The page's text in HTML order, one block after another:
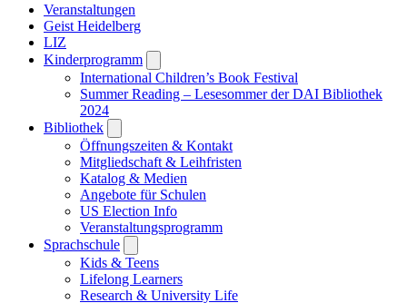
Veranstaltungen
Geist Heidelberg
LIZ
Kinderprogramm
submenu
International Children’s Book Festival
Summer Reading – Lesesommer der DAI Bibliothek
2024
Bibliothek
submenu
Öffnungszeiten & Kontakt
Mitgliedschaft & Leihfristen
Katalog & Medien
Angebote für Schulen
US Election Info
Veranstaltungsprogramm
Sprachschule
submenu
Kids & Teens
Lifelong Learners
Research & University Life